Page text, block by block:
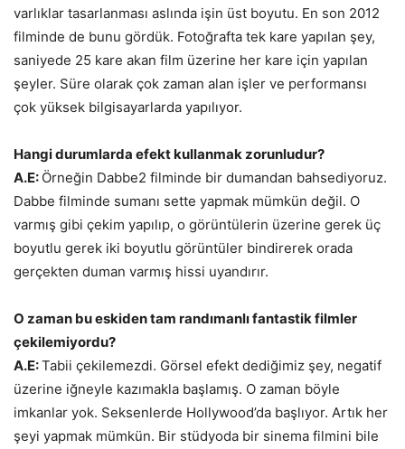
varlıklar tasarlanması aslında işin üst boyutu. En son 2012
filminde de bunu gördük. Fotoğrafta tek kare yapılan şey,
saniyede 25 kare akan film üzerine her kare için yapılan
şeyler. Süre olarak çok zaman alan işler ve performansı
çok yüksek bilgisayarlarda yapılıyor.
Hangi durumlarda efekt kullanmak zorunludur?
A.E: Örneğin Dabbe2 filminde bir dumandan bahsediyoruz.
Dabbe filminde sumanı sette yapmak mümkün değil. O
varmış gibi çekim yapılıp, o görüntülerin üzerine gerek üç
boyutlu gerek iki boyutlu görüntüler bindirerek orada
gerçekten duman varmış hissi uyandırır.
O zaman bu eskiden tam randımanlı fantastik filmler
çekilemiyordu?
A.E:Tabii çekilemezdi. Görsel efekt dediğimiz şey, negatif
üzerine iğneyle kazımakla başlamış. O zaman böyle
imkanlar yok. Seksenlerde Hollywood’da başlıyor. Artık her
şeyi yapmak mümkün. Bir stüdyoda bir sinema filmini bile